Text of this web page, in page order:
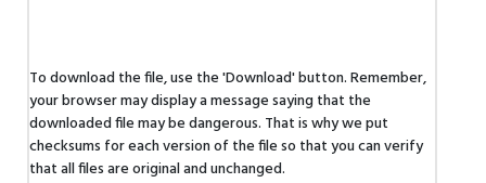
To download the file, use the 'Download' button. Remember,
your browser may display a message saying that the
downloaded file may be dangerous. That is why we put
checksums for each version of the file so that you can verify
that all files are original and unchanged.